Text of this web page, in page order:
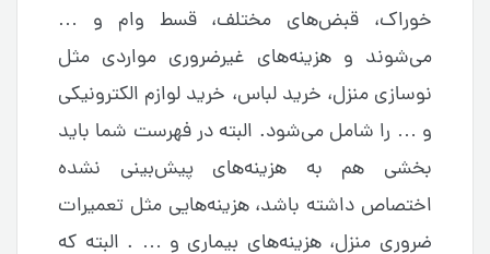
خوراک، قبض‌‌های مختلف، قسط وام و …
می‌‌شوند و هزینه‌‌های غیرضروری مواردی مثل
نوسازی منزل، خرید لباس، خرید لوازم الکترونیکی
و … را شامل می‌شود. البته در فهرست شما باید
بخشی هم به هزینه‌های پیش‌بینی نشده
اختصاص داشته باشد، هزینه‌هایی مثل تعمیرات
ضروری منزل، هزینه‌‌های بیماری و … . البته که